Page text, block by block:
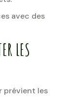
avec des
LES
prévient les